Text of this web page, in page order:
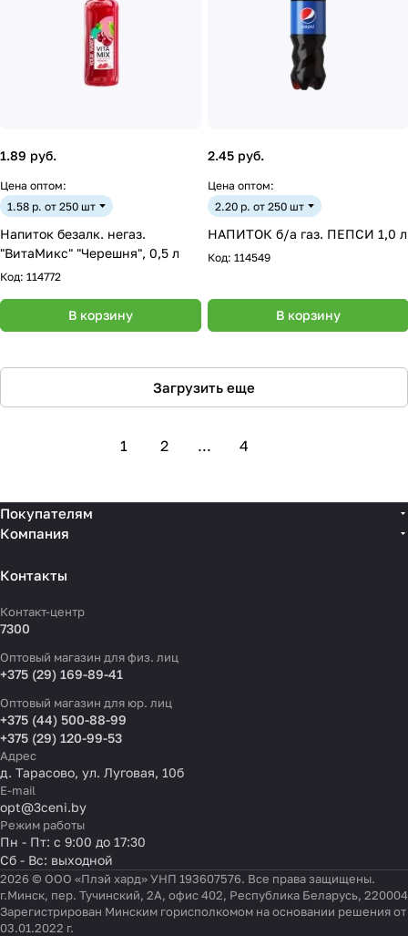
1.89 руб.
Цена оптом:
1.58 р. от 250 шт
Напиток безалк. негаз.
"ВитаМикс" "Черешня", 0,5 л
Код: 114772
В корзину
2.45 руб.
Цена оптом:
2.20 р. от 250 шт
НАПИТОК б/а газ. ПЕПСИ 1,0 л
Код: 114549
В корзину
Загрузить еще
1 2 ... 4
Покупателям
Компания
Контакты
Контакт-центр
7300
Оптовый магазин для физ. лиц
+375 (29) 169-89-41
Оптовый магазин для юр. лиц
+375 (44) 500-88-99
+375 (29) 120-99-53
Адрес
д. Тарасово, ул. Луговая, 10б
E-mail
opt@3ceni.by
Режим работы
Пн - Пт: с 9:00 до 17:30
Сб - Вс: выходной
2026 © ООО «Плэй хард» УНП 193607576. Все права защищены.
г.Минск, пер. Тучинский, 2А, офис 402, Республика Беларусь, 220004
Зарегистрирован Минским горисполкомом на основании решения от
03.01.2022 г.